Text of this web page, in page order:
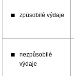
způsobilé výdaje
nezpůsobilé
výdaje